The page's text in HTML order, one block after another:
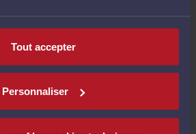
Tout accepter
Personnaliser
ENVOYER
le premier
CHASTEAU